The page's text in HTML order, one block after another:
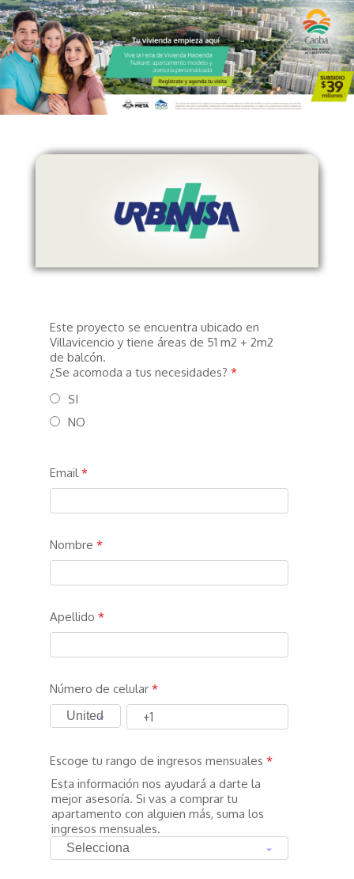
Este proyecto se encuentra ubicado en
Villavicencio y tiene áreas de 51 m2 + 2m2
de balcón.
¿Se acomoda a tus necesidades? *
SI
NO
Email *
Nombre *
Apellido *
Número de celular *
Escoge tu rango de ingresos mensuales *
Esta información nos ayudará a darte la
mejor asesoría. Si vas a comprar tu
apartamento con alguien más, suma los
ingresos mensuales.